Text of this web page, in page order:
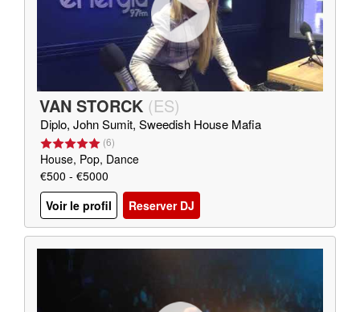
VAN STORCK (ES)
Diplo, John Sumit, Sweedish House Mafia
(6)
House, Pop, Dance
€500 - €5000
Voir le profil
Reserver DJ